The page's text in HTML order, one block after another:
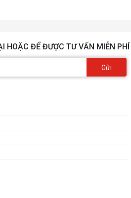
HOẶC ĐỂ ĐƯỢC TƯ VẤN MIỄN PHÍ
Gửi